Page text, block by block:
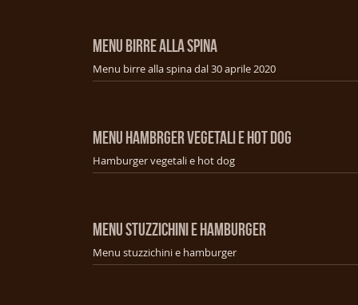
MENU BIRRE ALLA SPINA
Menu birre alla spina dal 30 aprile 2020
MENU HAMBRGER VEGETALI E HOT DOG
Hamburger vegetali e hot dog
MENU STUZZICHINI E HAMBURGER
Menu stuzzichini e hamburger